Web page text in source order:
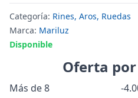
Categoría: Rines, Aros, Ruedas
Marca: Mariluz
Disponible
Oferta
Más de 8 -